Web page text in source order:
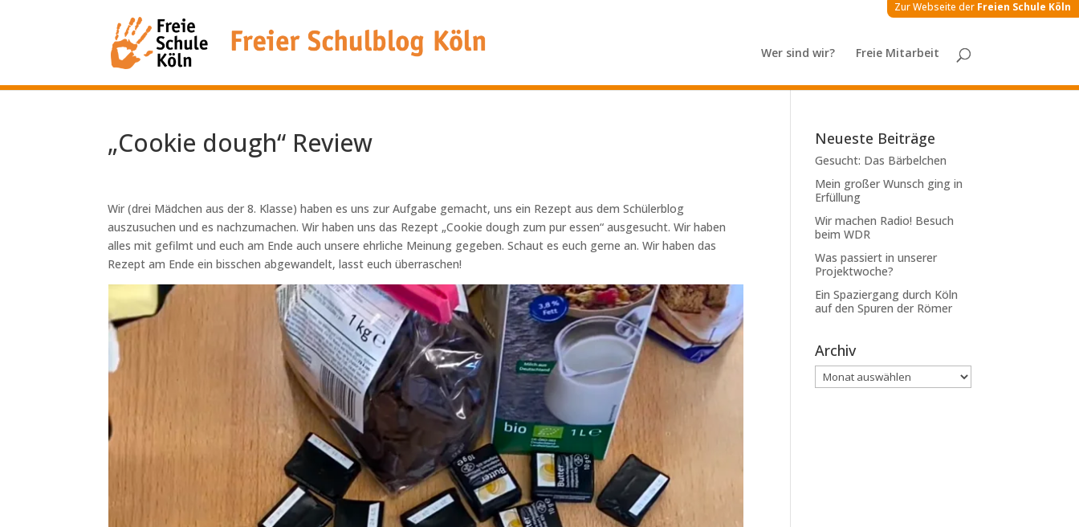
Wer sind wir? Freie Mitarbeit
Zur Webseite der Freien Schule Köln
„Cookie dough“ Review
Wir (drei Mädchen aus der 8. Klasse) haben es uns zur Aufgabe gemacht, uns ein Rezept aus dem Schülerblog
auszusuchen und es nachzumachen. Wir haben uns das Rezept „Cookie dough zum pur essen“ ausgesucht. Wir haben
alles mit gefilmt und euch am Ende auch unsere ehrliche Meinung gegeben. Schaut es euch gerne an. Wir haben das
Rezept am Ende ein bisschen abgewandelt, lasst euch überraschen!
Neueste Beiträge
Gesucht: Das Bärbelchen
Mein großer Wunsch ging in
Erfüllung
Wir machen Radio! Besuch
beim WDR
Was passiert in unserer
Projektwoche?
Ein Spaziergang durch Köln
auf den Spuren der Römer
Archiv